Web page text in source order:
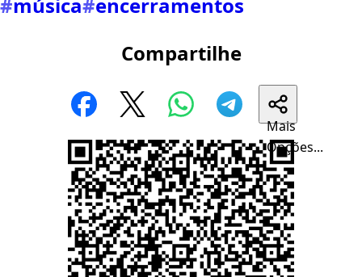
#música#encerramentos
Compartilhe
Mais
Opções...